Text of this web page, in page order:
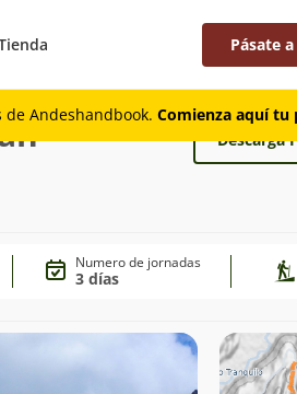
Pásate
Andeshandbook. Comienza aquí
Descarga
Numero de jornadas
3 días